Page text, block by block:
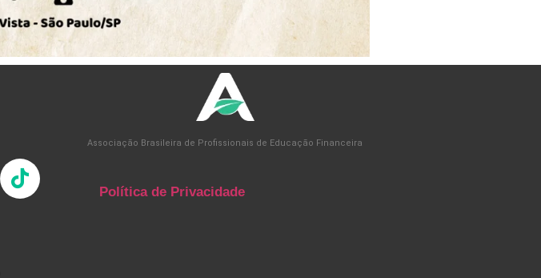
Associação Brasileira de Profissionais de Educação Financeira
Política de Privacidade